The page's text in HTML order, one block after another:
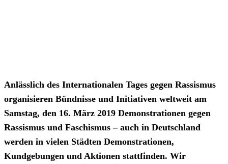
Anlässlich des Internationalen Tages gegen Rassismus
organisieren Bündnisse und Initiativen weltweit am
Samstag, den 16. März 2019 Demonstrationen gegen
Rassismus und Faschismus – auch in Deutschland
werden in vielen Städten Demonstrationen,
Kundgebungen und Aktionen stattfinden. Wir